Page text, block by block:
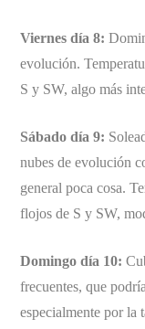
Viernes día 8:
evolución.
S y SW, algo más
Sábado día 9:
nubes de evolución
general poca cosa.
flojos de S y SW,
Domingo día 10:
frecuentes, que
especialmente por la